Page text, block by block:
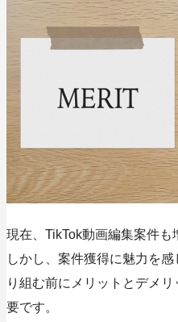
現在、TikTok動画編集案件も
しかし、案件獲得に魅力を
り組む前にメリットとデメ
要です。